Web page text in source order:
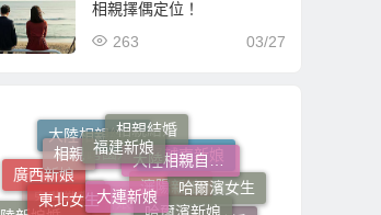
相親擇偶定位！
03/27
263
跨國婚姻
大陸相親結婚
相親結婚
娶越南新娘
廣西新娘
相親
福建新娘
大陸相親自由行
哈爾濱女生
大陸新娘婚姻媒合
東北女生
大連新娘
哈爾濱新娘